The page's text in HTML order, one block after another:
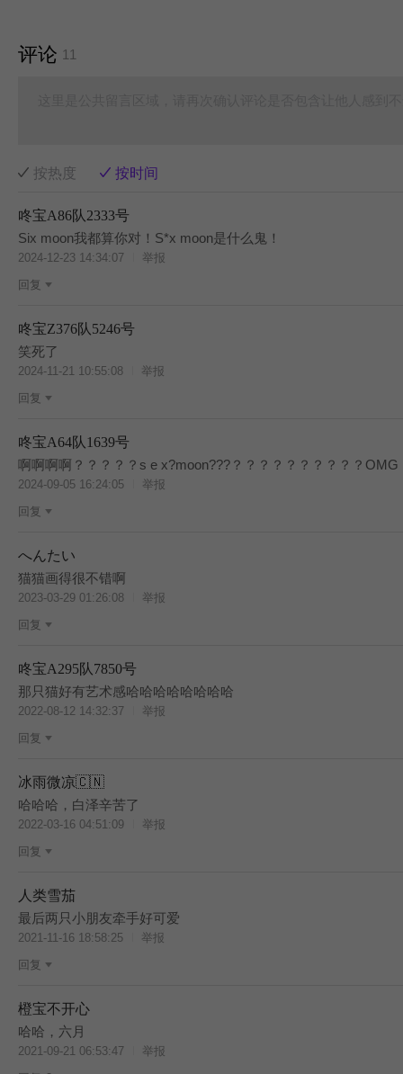
评论 11
按热度 按时间
咚宝A86队2333号
Six moon我都算你对！S*x moon是什么鬼！
2024-12-23 14:34:07
举报
回复
咚宝Z376队5246号
笑死了
2024-11-21 10:55:08
举报
回复
咚宝A64队1639号
啊啊啊啊？？？？？s e x?moon???？？？？？？？？？？OMG
2024-09-05 16:24:05
举报
回复
へんたい
猫猫画得很不错啊
2023-03-29 01:26:08
举报
回复
咚宝A295队7850号
那只猫好有艺术感哈哈哈哈哈哈哈哈
2022-08-12 14:32:37
举报
回复
冰雨微凉🇨🇳
哈哈哈，白泽辛苦了
2022-03-16 04:51:09
举报
回复
人类雪茄
最后两只小朋友牵手好可爱
2021-11-16 18:58:25
举报
回复
橙宝不开心
哈哈，六月
2021-09-21 06:53:47
举报